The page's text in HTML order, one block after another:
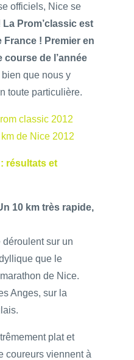
officiels, Nice se
La Prom’classic est
France ! Premier en
de l’année
que nous y
toute particulière.
classic 2012
de Nice 2012
résultats et
10 km très rapide,
déroulent sur un
que le
de Nice.
Anges, sur la
plat et
coureurs viennent à